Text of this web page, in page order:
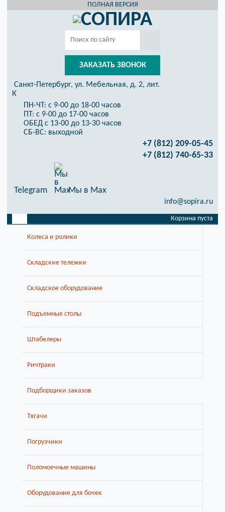
ПОЛНАЯ ВЕРСИЯ
ЗАКАЗАТЬ ЗВОНОК
Санкт-Петербург, ул. Мебельная, д. 2, лит.
К
ПН-ЧТ: с 9-00 до 18-00 часов
ПТ: с 9-00 до 17-00 часов
ОБЕД с 13-00 до 13-30 часов
СБ-ВС: выходной
+7 (812) 209-05-45
+7 (812) 740-65-33
Telegram Мы в Max
info@sopira.ru
Корзина пуста
Колеса и ролики
Складские тележки
Складское оборудование
Подъемные столы
Штабелеры
Ричтраки
Подборщики заказов
Тягачи
Погрузчики
Поломоечные машины
Оборудование для бочек